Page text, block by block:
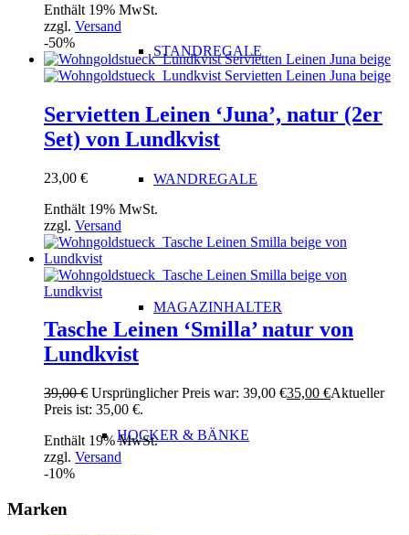
STANDREGALE
WANDREGALE
MAGAZINHALTER
HOCKER & BÄNKE
Enthält 19% MwSt.
zzgl. Versand
-50%
Servietten Leinen ‘Juna’, natur (2er
Set) von Lundkvist
23,00 €
Enthält 19% MwSt.
zzgl. Versand
Tasche Leinen ‘Smilla’ natur von
Lundkvist
39,00€ Ursprünglicher Preis war: 39,00 €35,00 €Aktueller
Preis ist: 35,00 €.
Enthält 19% MwSt.
zzgl. Versand
-10%
Marken